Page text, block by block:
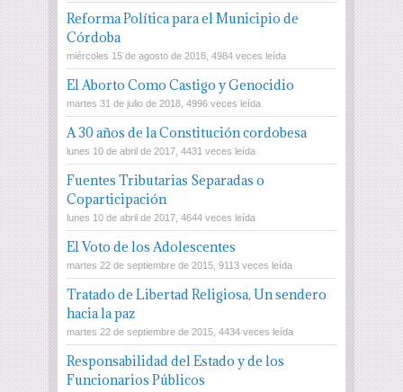
Reforma Política para el Municipio de
Córdoba
miércoles 15 de agosto de 2018, 4984 veces leída
El Aborto Como Castigo y Genocidio
martes 31 de julio de 2018, 4996 veces leída
A 30 años de la Constitución cordobesa
lunes 10 de abril de 2017, 4431 veces leída
Fuentes Tributarias Separadas o
Coparticipación
lunes 10 de abril de 2017, 4644 veces leída
El Voto de los Adolescentes
martes 22 de septiembre de 2015, 9113 veces leída
Tratado de Libertad Religiosa, Un sendero
hacia la paz
martes 22 de septiembre de 2015, 4434 veces leída
Responsabilidad del Estado y de los
Funcionarios Públicos